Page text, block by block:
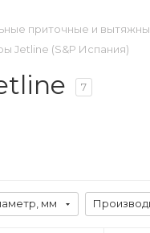
приточные и
Jetline (S&P Испания)
7
мм